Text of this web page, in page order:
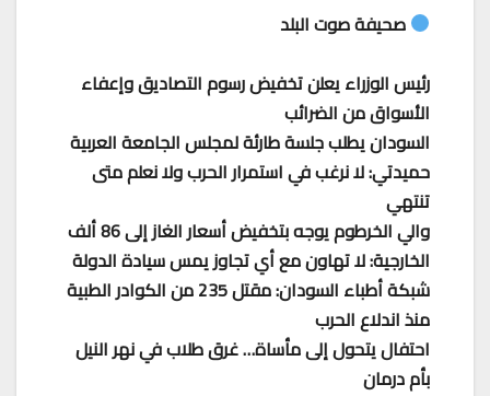
صحيفة صوت البلد
رئيس الوزراء يعلن تخفيض رسوم التصاديق وإعفاء
الأسواق من الضرائب
السودان يطلب جلسة طارئة لمجلس الجامعة العربية
حميدتي: لا نرغب في استمرار الحرب ولا نعلم متى
تنتهي
والي الخرطوم يوجه بتخفيض أسعار الغاز إلى 86 ألف
الخارجية: لا تهاون مع أي تجاوز يمس سيادة الدولة
شبكة أطباء السودان: مقتل 235 من الكوادر الطبية
منذ اندلاع الحرب
احتفال يتحول إلى مأساة… غرق طلاب في نهر النيل
بأم درمان